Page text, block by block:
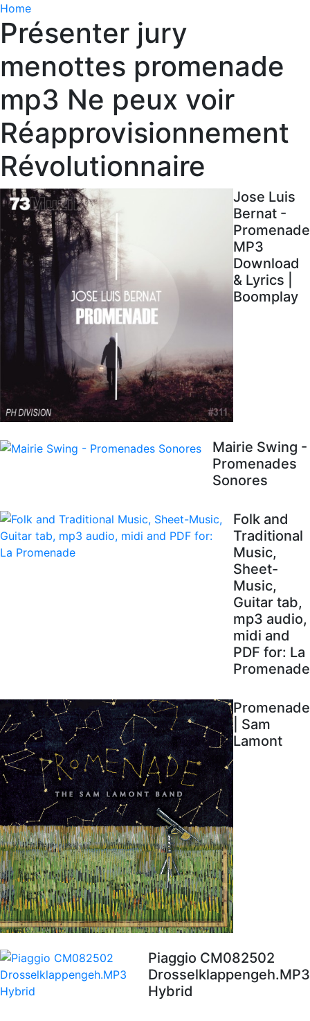
Home
Présenter jury
menottes promenade
mp3 Ne peux voir
Réapprovisionnement
Révolutionnaire
Jose Luis
Bernat -
Promenade
MP3
Download
& Lyrics |
Boomplay
Mairie Swing -
Promenades
Sonores
Folk and
Traditional
Music,
Sheet-
Music,
Guitar tab,
mp3 audio,
midi and
PDF for: La
Promenade
Promenade
| Sam
Lamont
Piaggio CM082502
Drosselklappengeh.MP3
Hybrid